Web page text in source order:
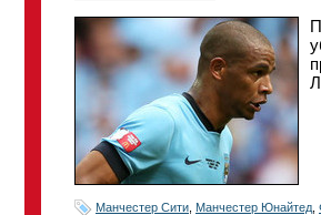
Манчестер Сити Манчестер Юнайтед